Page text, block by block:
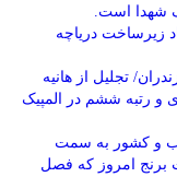
شهدا است.
ایجاد زیرساخت دریاچه
تجلیل از هانیه
و رتبه ششم در المپیک
و کشور به سمت
برنج امروز که فصل